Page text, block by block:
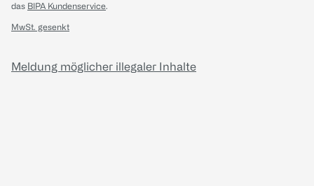
das BIPA Kundenservice.
MwSt. gesenkt
Meldung möglicher illegaler Inhalte